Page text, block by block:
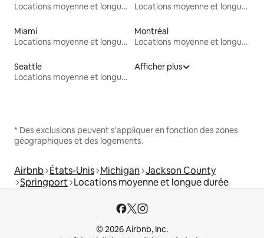
Locations moyenne et longue durée
Locations moyenne et longue durée
Miami
Locations moyenne et longue durée
Montréal
Locations moyenne et longue durée
Seattle
Locations moyenne et longue durée
Afficher plus
* Des exclusions peuvent s'appliquer en fonction des zones
géographiques et des logements.
Airbnb États-Unis Michigan Jackson County
Springport Locations moyenne et longue durée
© 2026 Airbnb, Inc.